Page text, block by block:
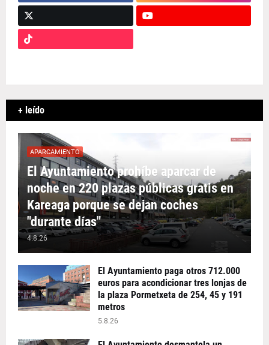
+ leído
APARCAMIENTO
El Ayuntamiento prohíbe aparcar de
noche en 220 plazas públicas gratis en
Kareaga porque se dejan coches
"durante días"
4.8.26
El Ayuntamiento paga otros 712.000
euros para acondicionar tres lonjas de
la plaza Pormetxeta de 254, 45 y 191
metros
5.8.26